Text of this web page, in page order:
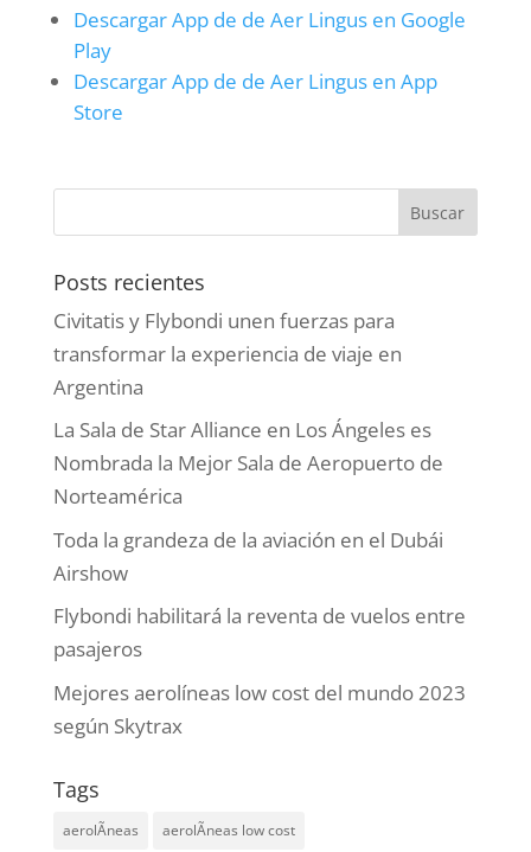
Descargar App de de Aer Lingus en Google
Play
Descargar App de de Aer Lingus en App
Store
Posts recientes
Civitatis y Flybondi unen fuerzas para
transformar la experiencia de viaje en
Argentina
La Sala de Star Alliance en Los Ángeles es
Nombrada la Mejor Sala de Aeropuerto de
Norteamérica
Toda la grandeza de la aviación en el Dubái
Airshow
Flybondi habilitará la reventa de vuelos entre
pasajeros
Mejores aerolíneas low cost del mundo 2023
según Skytrax
Tags
aerolÃ­neas aerolÃ­neas low cost